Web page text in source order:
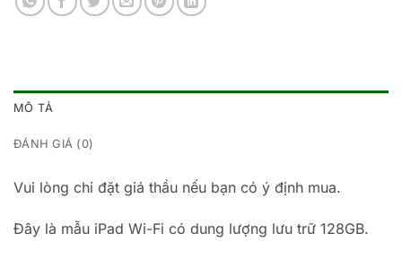
MÔ TẢ
ĐÁNH GIÁ (0)
Vui lòng chỉ đặt giá thầu nếu bạn có ý định mua.
Đây là mẫu iPad Wi-Fi có dung lượng lưu trữ 128GB.